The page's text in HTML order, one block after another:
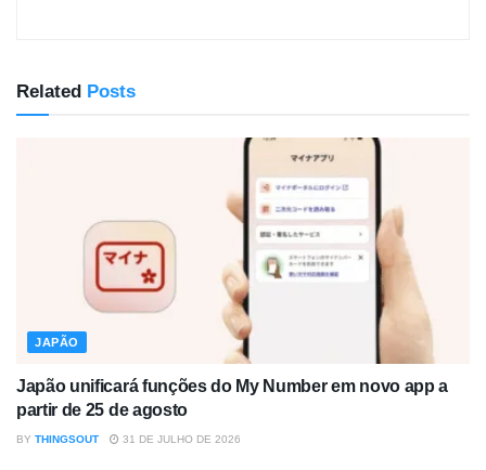
Related Posts
JAPÃO
Japão unificará funções do My Number em novo app a
partir de 25 de agosto
BY THINGSOUT 31 DE JULHO DE 2026